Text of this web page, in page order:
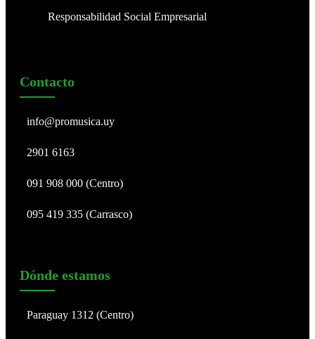
Responsabilidad Social Empresarial
Contacto
info@promusica.uy
2901 6163
091 908 000 (Centro)
095 419 335 (Carrasco)
Dónde estamos
Paraguay 1312 (Centro)